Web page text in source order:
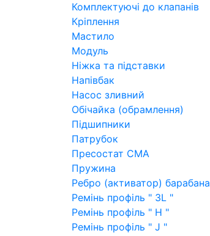
Комплектуючі до клапанів
Кріплення
Мастило
Модуль
Ніжка та підставки
Напівбак
Насос зливний
Обічайка (обрамлення)
Підшипники
Патрубок
Пресостат СМА
Пружина
Ребро (активатор) барабана
Ремінь профіль " 3L "
Ремінь профіль " H "
Ремінь профіль " J "